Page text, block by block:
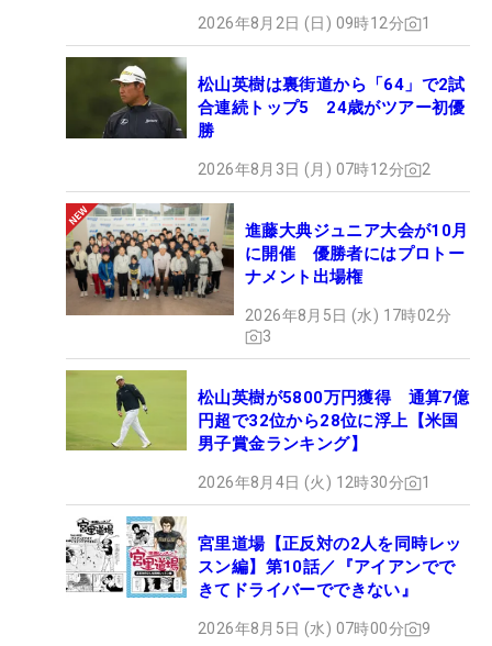
2026年8月2日 (日) 09時12分 1
松山英樹は裏街道から「64」で2試
合連続トップ5 24歳がツアー初優
勝
2026年8月3日 (月) 07時12分 2
進藤大典ジュニア大会が10月
に開催 優勝者にはプロトー
ナメント出場権
2026年8月5日 (水) 17時02分
3
松山英樹が5800万円獲得 通算7億
円超で32位から28位に浮上【米国
男子賞金ランキング】
2026年8月4日 (火) 12時30分 1
宮里道場【正反対の2人を同時レッ
スン編】第10話／『アイアンでで
きてドライバーでできない』
2026年8月5日 (水) 07時00分 9